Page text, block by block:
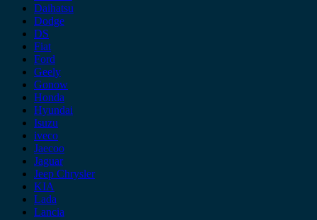
Daihatsu
Dodge
DS
Fiat
Ford
Geely
Gonow
Honda
Hyundai
Isuzu
iveco
Jaecoo
Jaguar
Jeep Chrysler
KIA
Lada
Lancia